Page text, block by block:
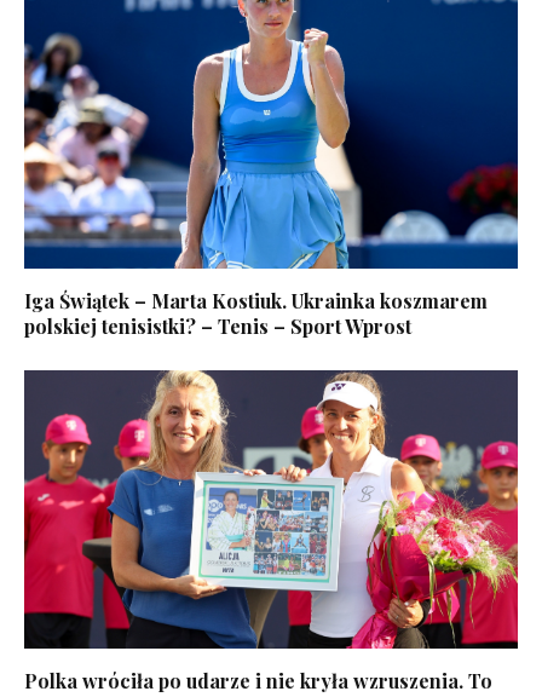
Iga Świątek – Marta Kostiuk. Ukrainka koszmarem
polskiej tenisistki? – Tenis – Sport Wprost
Polka wróciła po udarze i nie kryła wzruszenia. To